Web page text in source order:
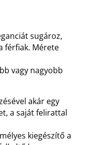
sugároz,
férfiak. Mérete
vagy nagyobb
akár egy
a saját felirattal
kiegészítő a